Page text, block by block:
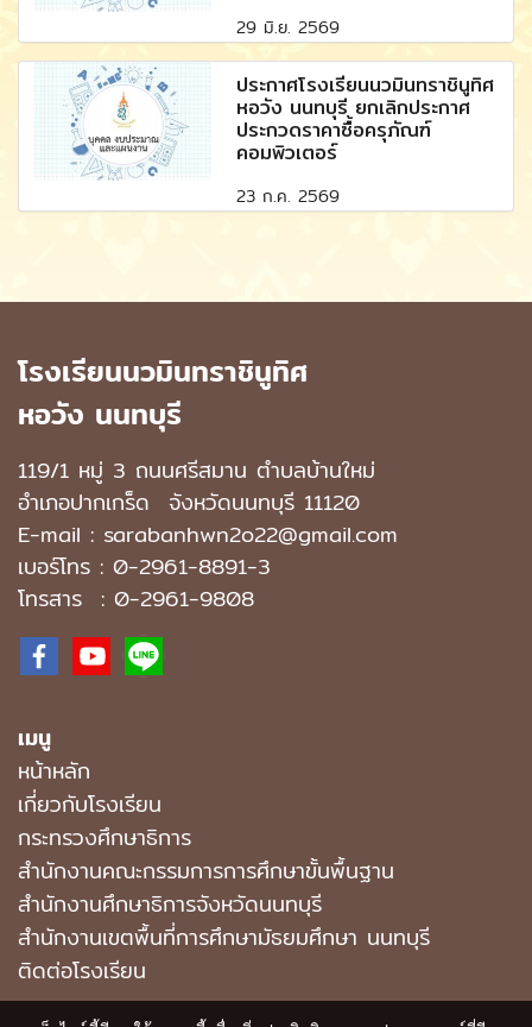
29 มิ.ย. 2569
ประกาศโรงเรียนนวมินทราชินูทิศ
หอวัง นนทบุรี ยกเลิกประกาศ
ประกวดราคาซื้อครุภัณฑ์
คอมพิวเตอร์
23 ก.ค. 2569
โรงเรียนนวมินทราชินูทิศ
หอวัง นนทบุรี
119/1 หมู่ 3 ถนนศรีสมาน ตำบลบ้านใหม่
อำเภอปากเกร็ด จังหวัดนนทบุรี 11120
E-mail : sarabanhwn2o22@gmail.com
เบอร์โทร : 0-2961-8891-3
โทรสาร : 0-2961-9808
เมนู
หน้าหลัก
เกี่ยวกับโรงเรียน
กระทรวงศึกษาธิการ
สำนักงานคณะกรรมการการศึกษาขั้นพื้นฐาน
สำนักงานศึกษาธิการจังหวัดนนทบุรี
สํานักงานเขตพื้นที่การศึกษามัธยมศึกษา นนทบุรี
ติดต่อโรงเรียน